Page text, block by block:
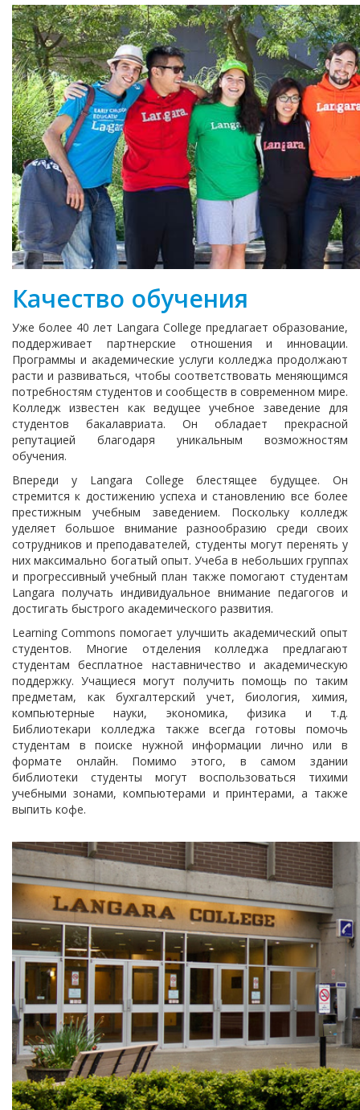
Качество обучения
Уже более 40 лет Langara College предлагает образование,
поддерживает партнерские отношения и инновации.
Программы и академические услуги колледжа продолжают
расти и развиваться, чтобы соответствовать меняющимся
потребностям студентов и сообществ в современном мире.
Колледж известен как ведущее учебное заведение для
студентов бакалавриата. Он обладает прекрасной
репутацией благодаря уникальным возможностям
обучения.
Впереди у Langara College блестящее будущее. Он
стремится к достижению успеха и становлению все более
престижным учебным заведением. Поскольку колледж
уделяет большое внимание разнообразию среди своих
сотрудников и преподавателей, студенты могут перенять у
них максимально богатый опыт. Учеба в небольших группах
и прогрессивный учебный план также помогают студентам
Langara получать индивидуальное внимание педагогов и
достигать быстрого академического развития.
Learning Commons помогает улучшить академический опыт
студентов. Многие отделения колледжа предлагают
студентам бесплатное наставничество и академическую
поддержку. Учащиеся могут получить помощь по таким
предметам, как бухгалтерский учет, биология, химия,
компьютерные науки, экономика, физика и т.д.
Библиотекари колледжа также всегда готовы помочь
студентам в поиске нужной информации лично или в
формате онлайн. Помимо этого, в самом здании
библиотеки студенты могут воспользоваться тихими
учебными зонами, компьютерами и принтерами, а также
выпить кофе.